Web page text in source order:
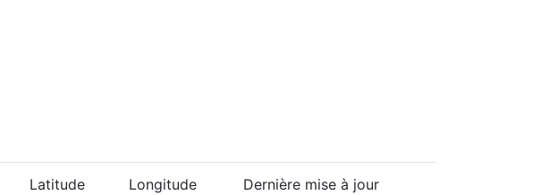
Latitude Longitude Dernière mise à jour